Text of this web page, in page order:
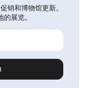
销和博物馆更新。
展览。